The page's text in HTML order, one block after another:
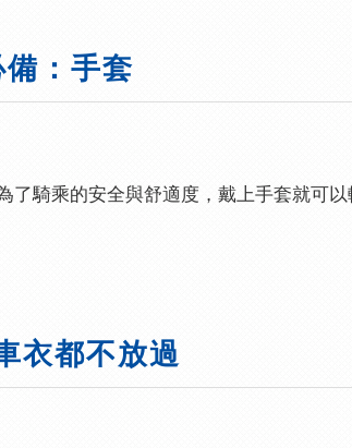
：手套
騎乘的安全與舒適度，戴上手套就可以
衣都不放過